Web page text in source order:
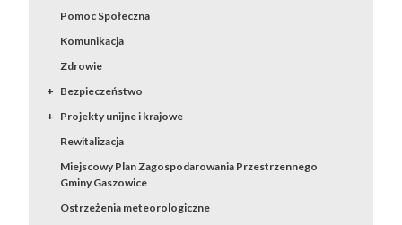
Pomoc Społeczna
Komunikacja
Zdrowie
Bezpieczeństwo
Projekty unijne i krajowe
Rewitalizacja
Miejscowy Plan Zagospodarowania Przestrzennego
Gminy Gaszowice
Ostrzeżenia meteorologiczne